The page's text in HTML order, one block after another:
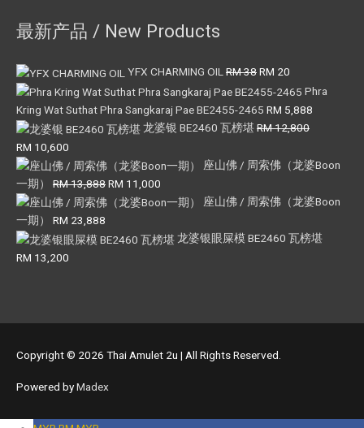
最新产品 / New Products
YFX CHARMING OILRM38Original
price
was:
RM 38.
RM 20
price
is:
RM 20.
Phra
Kring Wat Suthat Phra Sangkaraj Pae BE2455-2465 RM 5,888
龙婆银 BE2460 瓦榜堪RM12,800
Original
price
was:
RM 12,800.
RM 10,600
price
is:
RM 10,600.
座山佛 / 周索佛（龙婆Boon
一期）
RM13,888Original
price
RM 13,888.
RM 11,000
price
RM 11,000.
座山佛 / 周索佛（龙婆Boon
一期）
RM 23,888
龙婆银眼屎模 BE2460 瓦榜堪
RM 13,200
Copyright © 2026 Thai Amulet 2u | All Rights Reserved.
Powered byMadex